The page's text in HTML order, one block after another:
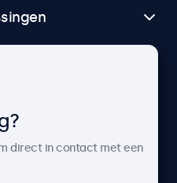
direct in contact met een